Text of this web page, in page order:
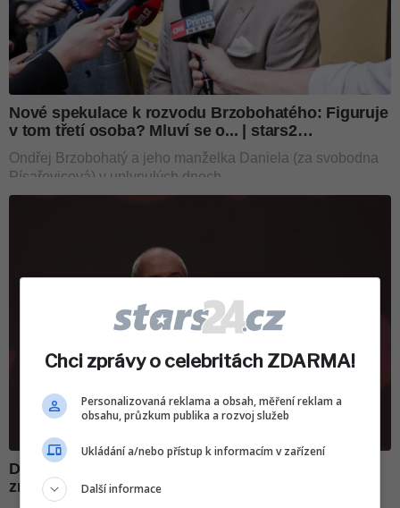
Chci zprávy o celebritách ZDARMA!
Personalizovaná reklama a obsah, měření reklam a
obsahu, průzkum publika a rozvoj služeb
Ukládání a/nebo přístup k informacím v zařízení
Další informace